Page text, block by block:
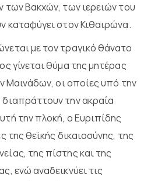
των Βακχών, των ιερειών του
καταφύγει στον Κιθαιρώνα.
με τον τραγικό θάνατο
γίνεται θύμα της μητέρας
Μαινάδων, οι οποίες υπό την
την ακραία
την πλοκή, ο Ευριπίδης
της θεϊκής δικαιοσύνης, της
της πίστης και της
ενώ αναδεικνύει τις